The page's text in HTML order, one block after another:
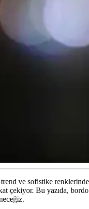
ve sofistike
çekiyor. Bu yazıda,